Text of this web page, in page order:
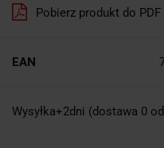
Pobierz produkt do PDF
EAN
Wysyłka+2dni (dostawa 0